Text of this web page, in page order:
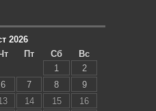
2026
Пт Сб
Вс
1
2
6 7 8
9
14 15
16